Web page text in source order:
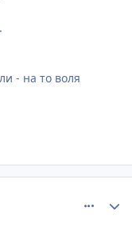
- на то воля